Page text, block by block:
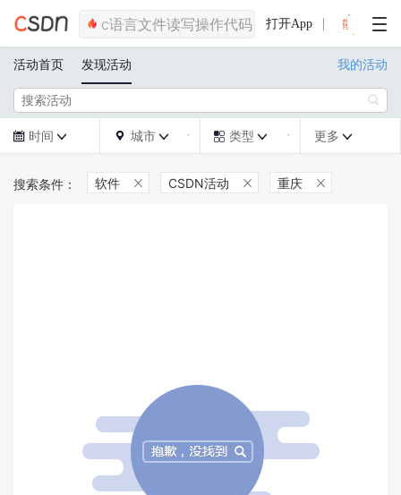
打开App
活动首页 发现活动 我的活动

 时间   城市   类型  更多 
软件  CSDN活动  重庆 